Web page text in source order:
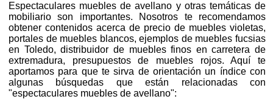
Espectaculares muebles de avellano y otras temáticas de
mobiliario son importantes. Nosotros te recomendamos
obtener contenidos acerca de precio de muebles violetas,
portales de muebles blancos, ejemplos de muebles fucsias
en Toledo, distribuidor de muebles finos en carretera de
extremadura, presupuestos de muebles rojos. Aquí te
aportamos para que te sirva de orientación un índice con
algunas búsquedas que están relacionadas con
"espectaculares muebles de avellano":